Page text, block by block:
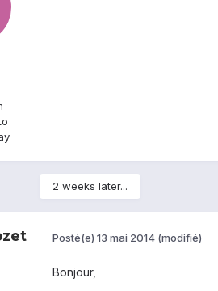
2 weeks later...
Posté(e) 13 mai 2014 (modifié)
Bonjour,